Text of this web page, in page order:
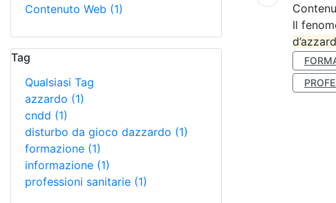
Contenuto Web (1)
Tag
Qualsiasi Tag
azzardo (1)
cndd (1)
disturbo da gioco dazzardo (1)
formazione (1)
informazione (1)
professioni sanitarie (1)
Il